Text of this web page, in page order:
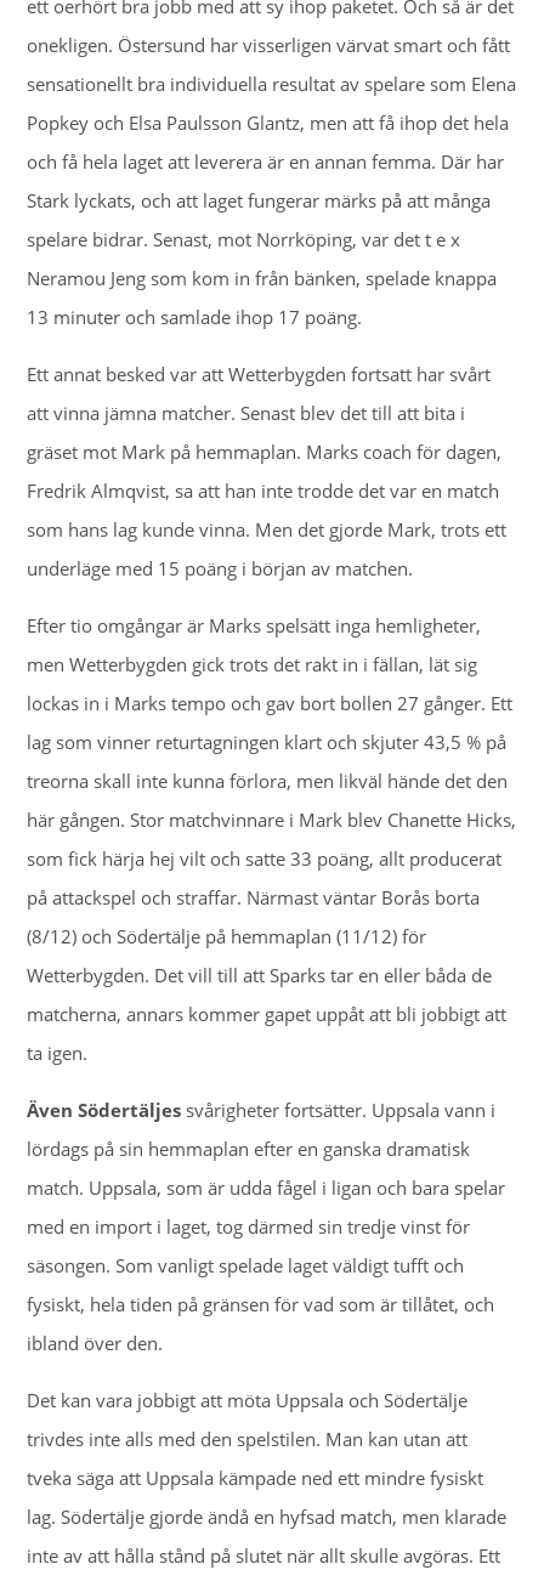
ett oerhört bra jobb med att sy ihop paketet. Och så är det
onekligen. Östersund har visserligen värvat smart och fått
sensationellt bra individuella resultat av spelare som Elena
Popkey och Elsa Paulsson Glantz, men att få ihop det hela
och få hela laget att leverera är en annan femma. Där har
Stark lyckats, och att laget fungerar märks på att många
spelare bidrar. Senast, mot Norrköping, var det t e x
Neramou Jeng som kom in från bänken, spelade knappa
13 minuter och samlade ihop 17 poäng.
Ett annat besked var att Wetterbygden fortsatt har svårt
att vinna jämna matcher. Senast blev det till att bita i
gräset mot Mark på hemmaplan. Marks coach för dagen,
Fredrik Almqvist, sa att han inte trodde det var en match
som hans lag kunde vinna. Men det gjorde Mark, trots ett
underläge med 15 poäng i början av matchen.
Efter tio omgångar är Marks spelsätt inga hemligheter,
men Wetterbygden gick trots det rakt in i fällan, lät sig
lockas in i Marks tempo och gav bort bollen 27 gånger. Ett
lag som vinner returtagningen klart och skjuter 43,5 % på
treorna skall inte kunna förlora, men likväl hände det den
här gången. Stor matchvinnare i Mark blev Chanette Hicks,
som fick härja hej vilt och satte 33 poäng, allt producerat
på attackspel och straffar. Närmast väntar Borås borta
(8/12) och Södertälje på hemmaplan (11/12) för
Wetterbygden. Det vill till att Sparks tar en eller båda de
matcherna, annars kommer gapet uppåt att bli jobbigt att
ta igen.
Även Södertäljes svårigheter fortsätter. Uppsala vann i
lördags på sin hemmaplan efter en ganska dramatisk
match. Uppsala, som är udda fågel i ligan och bara spelar
med en import i laget, tog därmed sin tredje vinst för
säsongen. Som vanligt spelade laget väldigt tufft och
fysiskt, hela tiden på gränsen för vad som är tillåtet, och
ibland över den.
Det kan vara jobbigt att möta Uppsala och Södertälje
trivdes inte alls med den spelstilen. Man kan utan att
tveka säga att Uppsala kämpade ned ett mindre fysiskt
lag. Södertälje gjorde ändå en hyfsad match, men klarade
inte av att hålla stånd på slutet när allt skulle avgöras. Ett